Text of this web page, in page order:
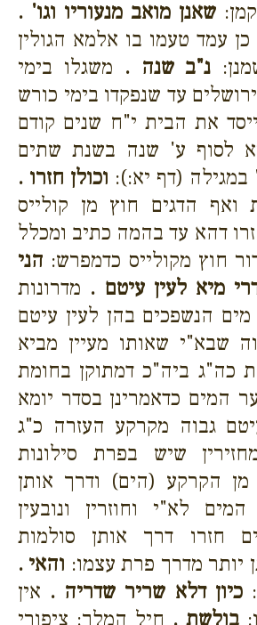
שאנן מואב מנעוריו וגו' .
עמד טעמו בו אלמא הגולין
נ"ב שנה . משגלו בימי
עד שנפקדו בימי כורש
את הבית י"ח שנים קודם
לסוף ע' שנה בשנת שתים
במגילה (דף יא:): וכולן חזרו .
ואף הדגים חוץ מן קולייס
דהא עד בהמה כתיב ומכלל
חוץ מקולייס כדמפרש: הני
מיא לעין עיטם . מדרונות
הנשפכים בהן לעין עיטם
שבא"י שאותו מעיין מביא
כה"ג ביה"כ דמתוקן בחומת
המים כדאמרינן בסדר יומא
גבוה מקרקע העזרה כ"ג
שיש בפרת סילונות
מן הקרקע (הים) ודרך אותן
לא"י וחוזרין ונובעין
חזרו דרך אותן סולמות
יותר מדרך פרת עצמו: והאי .
כיון דלא שריר שדריה . אין
בולשת . חיל המלך: ציפורי